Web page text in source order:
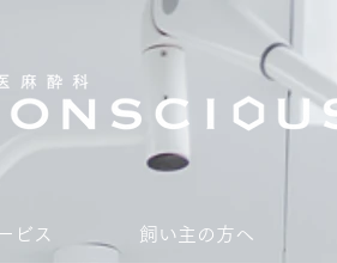
ビス 飼い主の方へ